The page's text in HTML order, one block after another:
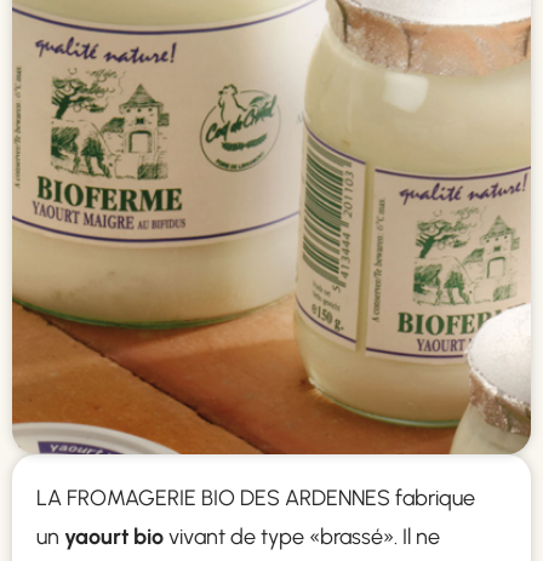
LA FROMAGERIE BIO DES ARDENNES fabrique
un yaourt biovivant de type «brassé». Il ne